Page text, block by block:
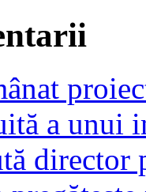
a unui